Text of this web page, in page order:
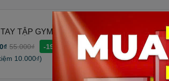
TẬP GYM - BAO TAY LÂM SPORT
55.000₫
-19%
10.000₫)